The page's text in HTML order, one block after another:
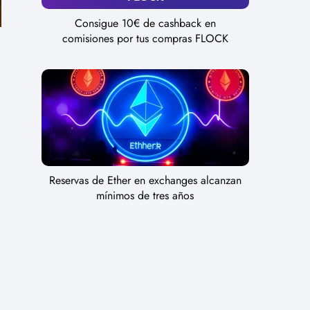
Consigue 10€ de cashback en
comisiones por tus compras FLOCK
Reservas de Ether en exchanges alcanzan
mínimos de tres años